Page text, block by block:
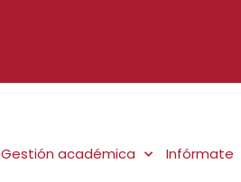
Gestión académica Infórmate